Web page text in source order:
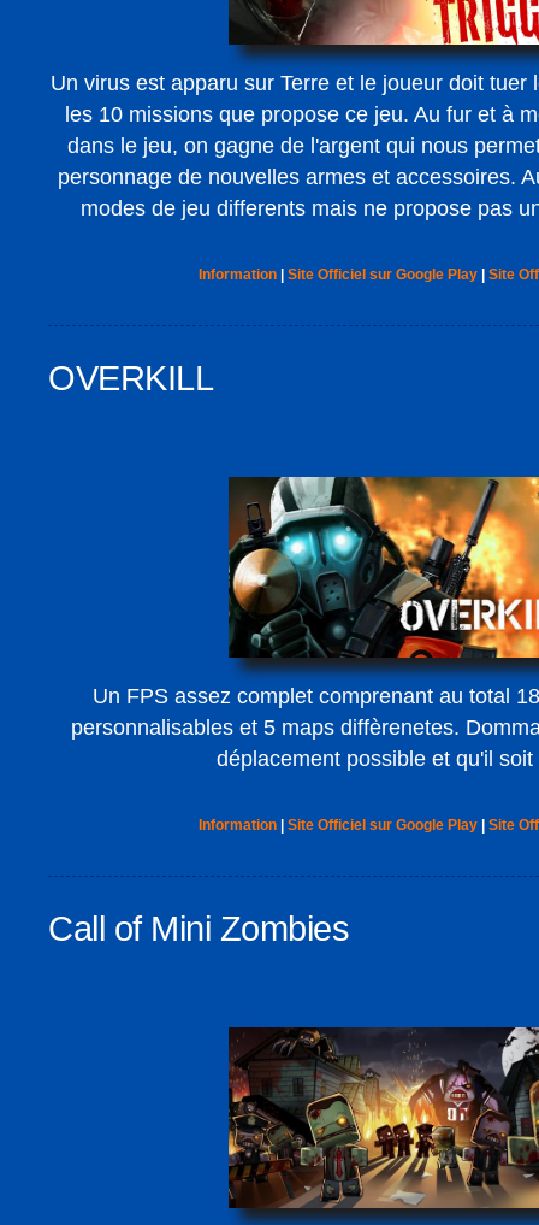
Un virus est apparu sur Terre et le joueur doit tuer
les 10 missions que propose ce jeu. Au fur et à
dans le jeu, on gagne de l'argent qui nous
personnage de nouvelles armes et accessoires.
modes de jeu differents mais ne propose pas
Information| Site Officiel sur Google Play| Site
OVERKILL
Un FPS assez complet comprenant au total
personnalisables et 5 maps diffèrenetes.
déplacement possible et qu'il soit
Information| Site Officiel sur Google Play| Site
Call of Mini Zombies